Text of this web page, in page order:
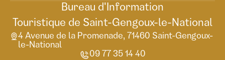
Bureau d'Information
Touristique de Saint-Gengoux-le-National
4 Avenue de la Promenade, 71460 Saint-Gengoux-
le-National
09 77 35 14 40